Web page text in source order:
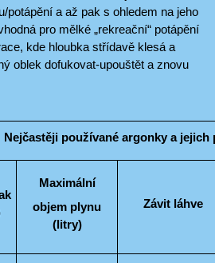
potápění a až pak s ohledem na jeho
pro mělké „rekreační“ potápění
kde hloubka střídavě klesá a
oblek dofukovat-upouštět a znovu
Nejčastěji používané argonky a jejich
Maximální
objem plynu
(litry)
Závit láhve